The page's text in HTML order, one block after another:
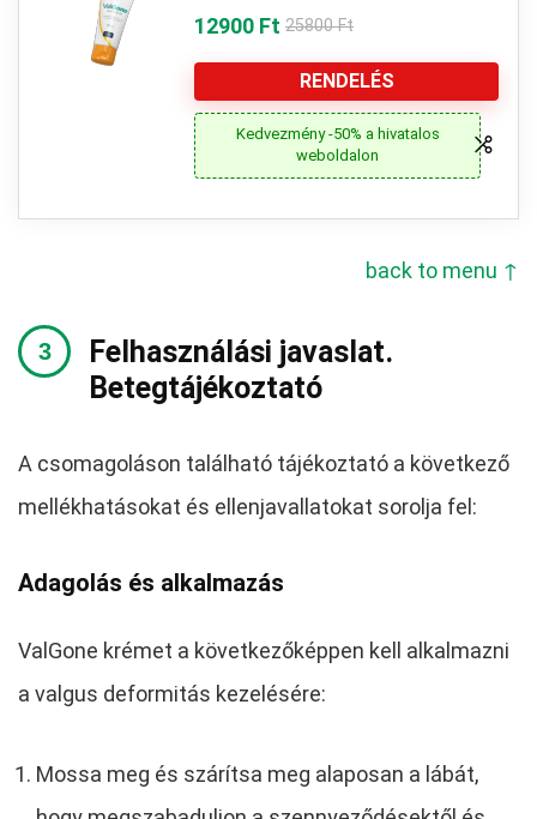
12900 Ft 25800 Ft
RENDELÉS
Kedvezmény -50% a hivatalos
weboldalon
back to menu ↑
Felhasználási javaslat.
Betegtájékoztató
A csomagoláson található tájékoztató a következő
mellékhatásokat és ellenjavallatokat sorolja fel:
Adagolás és alkalmazás
ValGone krémet a következőképpen kell alkalmazni
a valgus deformitás kezelésére:
Mossa meg és szárítsa meg alaposan a lábát,